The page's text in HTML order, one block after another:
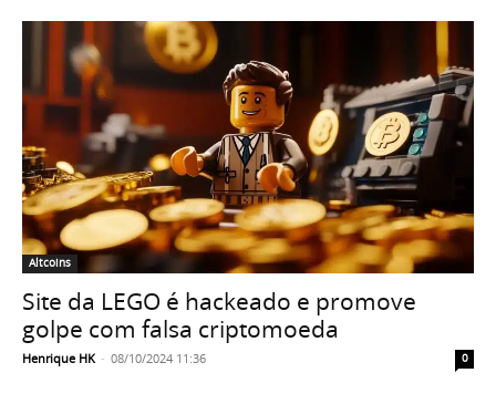
Altcoins
Site da LEGO é hackeado e promove
golpe com falsa criptomoeda
Henrique HK - 08/10/2024 11:36 0